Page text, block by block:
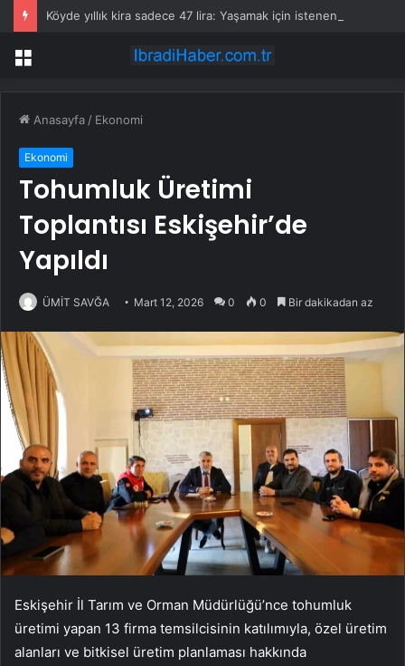
Menü
Anasayfa / Ekonomi
Ekonomi
Tohumluk Üretimi
Toplantısı Eskişehir’de
Yapıldı
ÜMİT SAVĞA Mart 12, 2026 0 0 Bir dakikadan az
Eskişehir İl Tarım ve Orman Müdürlüğü’nce tohumluk
üretimi yapan 13 firma temsilcisinin katılımıyla, özel üretim
alanları ve bitkisel üretim planlaması hakkında